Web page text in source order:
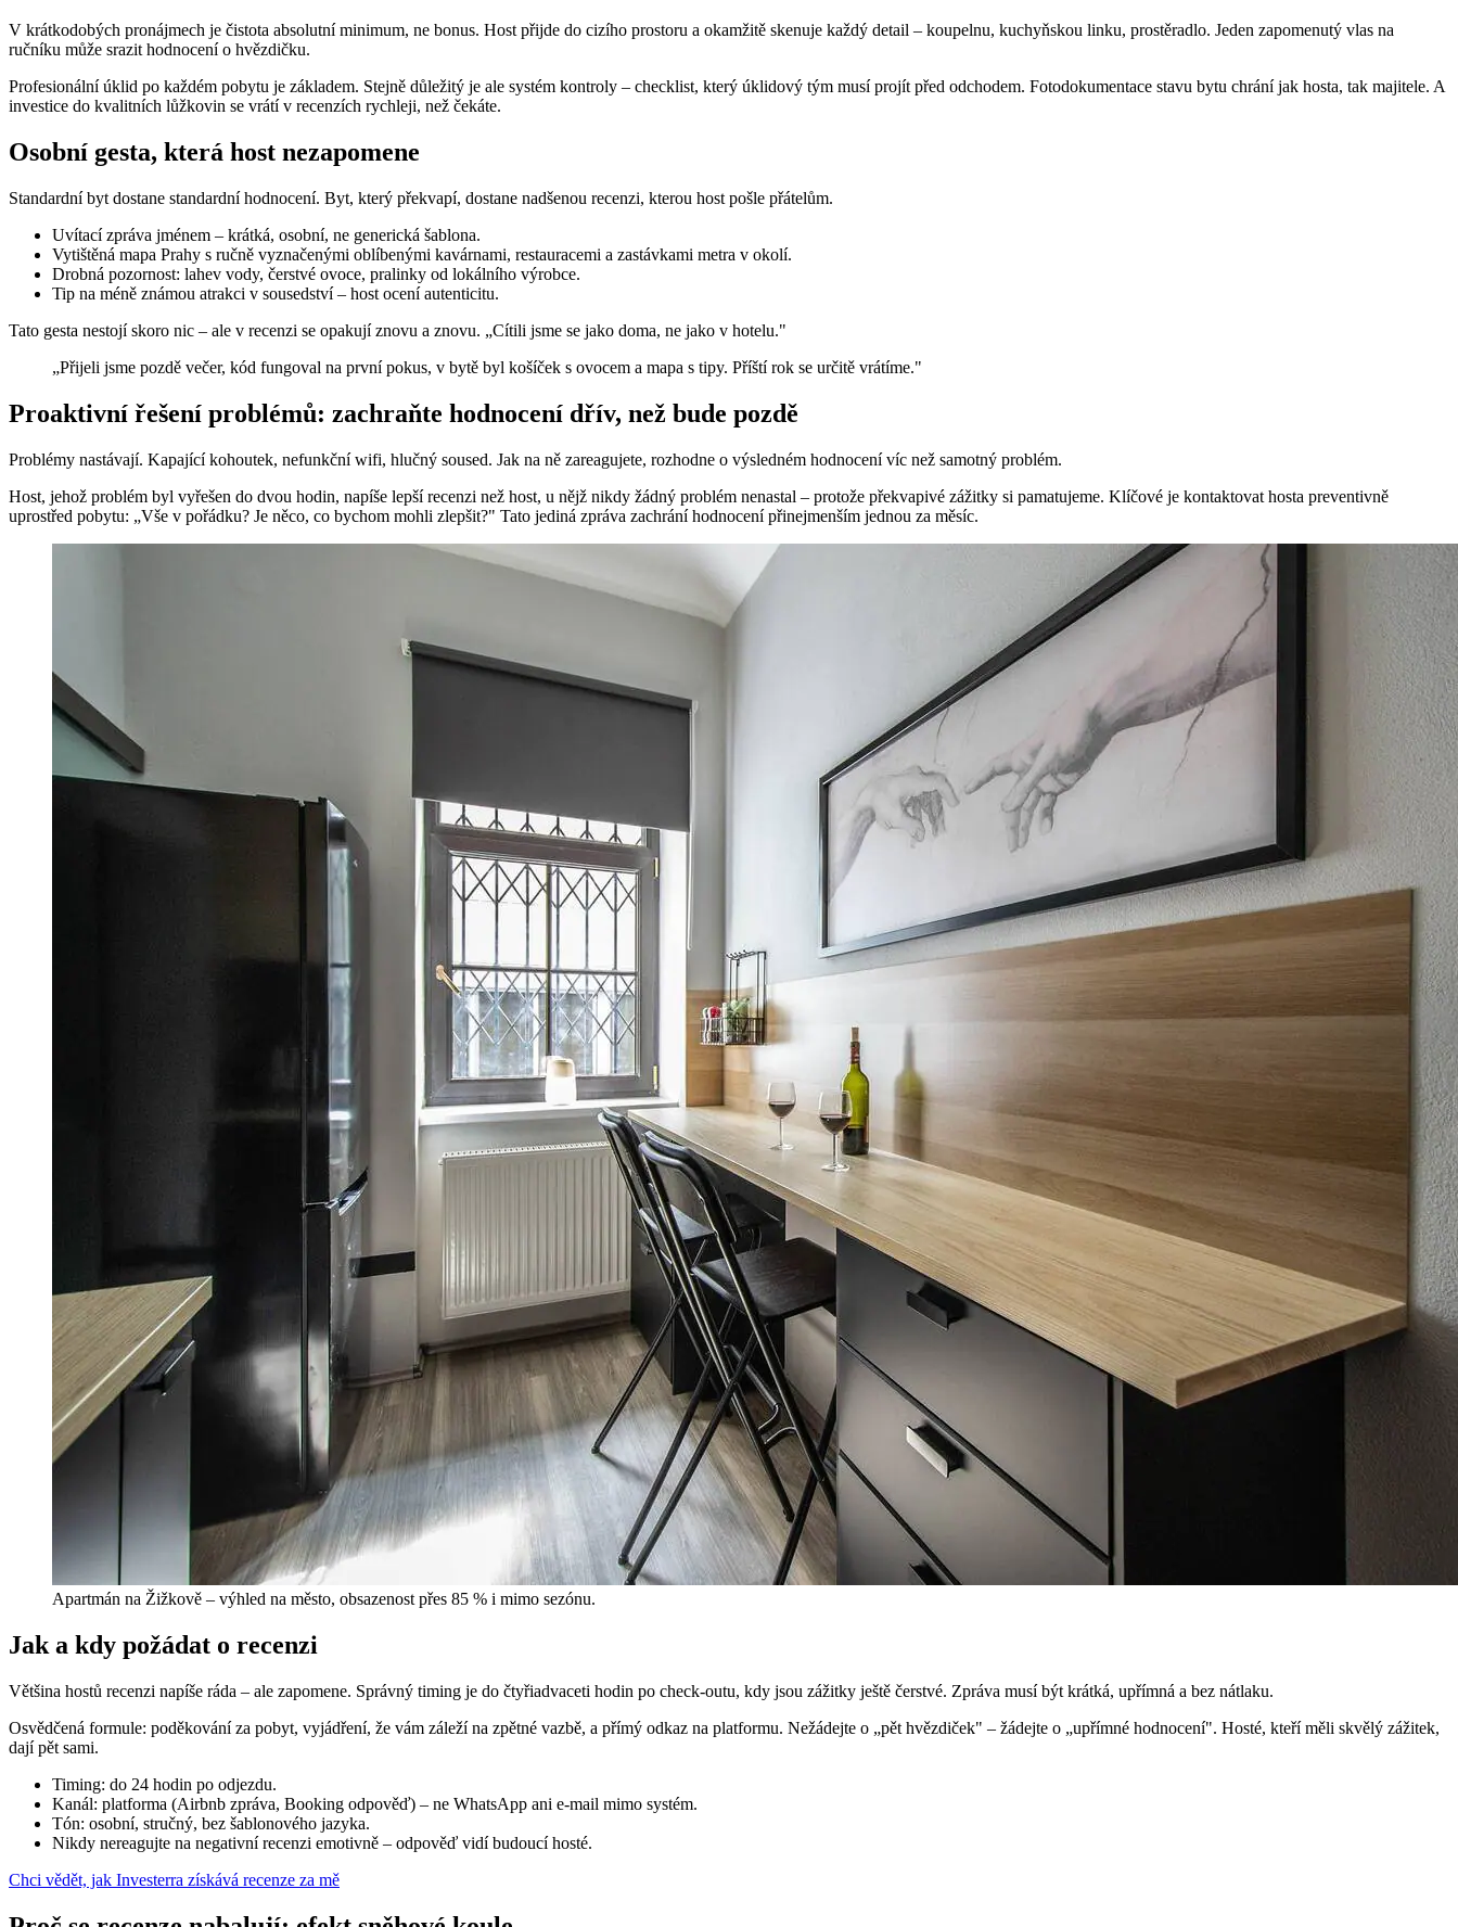
V krátkodobých pronájmech je čistota absolutní minimum, ne bonus. Host přijde do cizího prostoru a okamžitě skenuje každý detail – koupelnu, kuchyňskou linku, prostěradlo. Jeden zapomenutý vlas na
ručníku může srazit hodnocení o hvězdičku.
Profesionální úklid po každém pobytu je základem. Stejně důležitý je ale systém kontroly – checklist, který úklidový tým musí projít před odchodem. Fotodokumentace stavu bytu chrání jak hosta, tak majitele. A
investice do kvalitních lůžkovin se vrátí v recenzích rychleji, než čekáte.
Osobní gesta, která host nezapomene
Standardní byt dostane standardní hodnocení. Byt, který překvapí, dostane nadšenou recenzi, kterou host pošle přátelům.
Uvítací zpráva jménem – krátká, osobní, ne generická šablona.
Vytištěná mapa Prahy s ručně vyznačenými oblíbenými kavárnami, restauracemi a zastávkami metra v okolí.
Drobná pozornost: lahev vody, čerstvé ovoce, pralinky od lokálního výrobce.
Tip na méně známou atrakci v sousedství – host ocení autenticitu.
Tato gesta nestojí skoro nic – ale v recenzi se opakují znovu a znovu. „Cítili jsme se jako doma, ne jako v hotelu."
„Přijeli jsme pozdě večer, kód fungoval na první pokus, v bytě byl košíček s ovocem a mapa s tipy. Příští rok se určitě vrátíme."
Proaktivní řešení problémů: zachraňte hodnocení dřív, než bude pozdě
Problémy nastávají. Kapající kohoutek, nefunkční wifi, hlučný soused. Jak na ně zareagujete, rozhodne o výsledném hodnocení víc než samotný problém.
Host, jehož problém byl vyřešen do dvou hodin, napíše lepší recenzi než host, u nějž nikdy žádný problém nenastal – protože překvapivé zážitky si pamatujeme. Klíčové je kontaktovat hosta preventivně
uprostřed pobytu: „Vše v pořádku? Je něco, co bychom mohli zlepšit?" Tato jediná zpráva zachrání hodnocení přinejmenším jednou za měsíc.
Apartmán na Žižkově – výhled na město, obsazenost přes 85 % i mimo sezónu.
Jak a kdy požádat o recenzi
Většina hostů recenzi napíše ráda – ale zapomene. Správný timing je do čtyřiadvaceti hodin po check-outu, kdy jsou zážitky ještě čerstvé. Zpráva musí být krátká, upřímná a bez nátlaku.
Osvědčená formule: poděkování za pobyt, vyjádření, že vám záleží na zpětné vazbě, a přímý odkaz na platformu. Nežádejte o „pět hvězdiček" – žádejte o „upřímné hodnocení". Hosté, kteří měli skvělý zážitek,
dají pět sami.
Timing: do 24 hodin po odjezdu.
Kanál: platforma (Airbnb zpráva, Booking odpověď) – ne WhatsApp ani e-mail mimo systém.
Tón: osobní, stručný, bez šablonového jazyka.
Nikdy nereagujte na negativní recenzi emotivně – odpověď vidí budoucí hosté.
Chci vědět, jak Investerra získává recenze za mě